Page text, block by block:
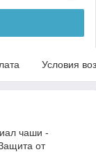
Условия
чаши -
от